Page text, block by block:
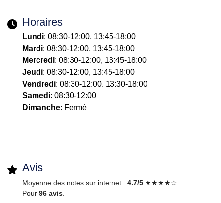
Horaires
Lundi: 08:30-12:00, 13:45-18:00
Mardi: 08:30-12:00, 13:45-18:00
Mercredi: 08:30-12:00, 13:45-18:00
Jeudi: 08:30-12:00, 13:45-18:00
Vendredi: 08:30-12:00, 13:30-18:00
Samedi: 08:30-12:00
Dimanche: Fermé
Avis
Moyenne des notes sur internet : 4.7/5 ★★★★☆
Pour 96 avis